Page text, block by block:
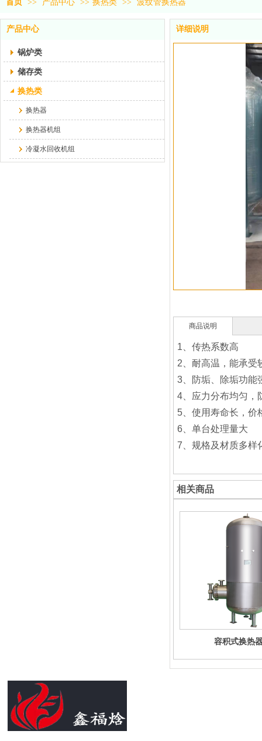
首页 >> 产品中心 >> 换热类 >> 波纹管换热器
产品中心
锅炉类
储存类
换热类
换热器
换热器机组
冷凝水回收机组
详细说明
商品说明
1、传热系数高
2、耐高温，能承受
3、防垢、除垢功能
4、应力分布均匀，
5、使用寿命长，价
6、单台处理量大
7、规格及材质多样
相关商品
容积式换热